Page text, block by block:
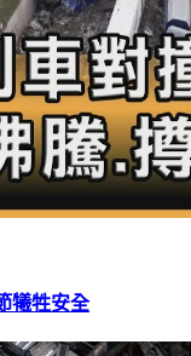
犧牲安全